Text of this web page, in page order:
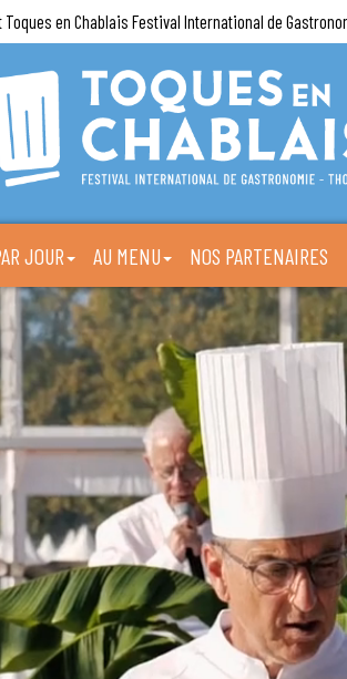
Toques en Chablais Festival International de
JOUR AU MENU NOS PARTENAIRES